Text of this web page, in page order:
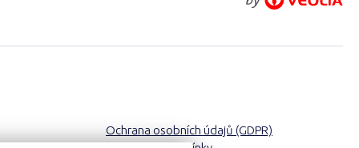
Ochrana osobních údajů (GDPR)